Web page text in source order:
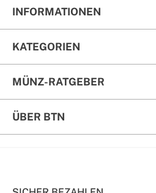
INFORMATIONEN
KATEGORIEN
MÜNZ-RATGEBER
ÜBER BTN